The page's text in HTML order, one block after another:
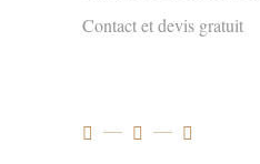
Contact et devis gratuit